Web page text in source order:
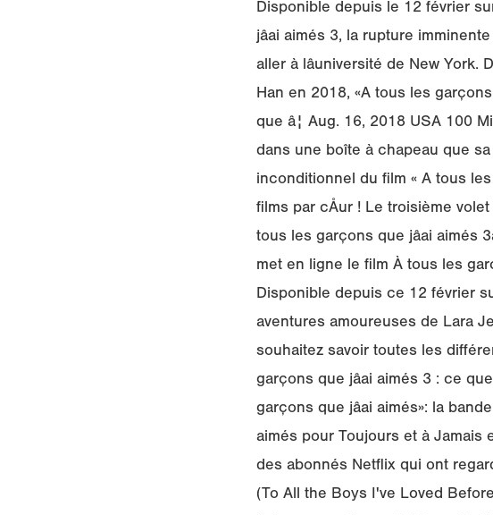
Disponible depuis le 12 février
jâai aimés 3, la rupture
aller à lâuniversité de New
Han en 2018, «A tous les garçons
que â¦ Aug. 16, 2018 USA 100
dans une boîte à chapeau que
inconditionnel du film « A tous les
films par cÅur ! Le troisième
tous les garçons que jâai aimés
met en ligne le film À tous les
Disponible depuis ce 12 février
aventures amoureuses de Lara
souhaitez savoir toutes les
garçons que jâai aimés 3 : ce
garçons que jâai aimés»: la
aimés pour Toujours et à Jamais
des abonnés Netflix qui ont
(To All the Boys I've Loved